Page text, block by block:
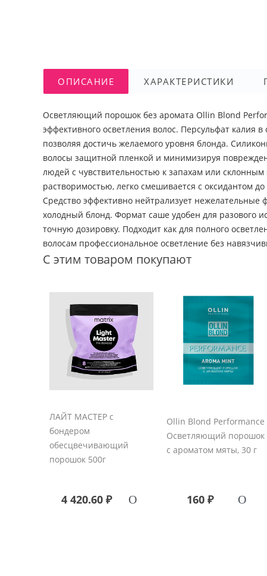
ОПИСАНИЕ ХАРАКТЕРИСТИКИ
Осветляющий порошок без аромата Ollin Blond
эффективного осветления волос. Персульфат калия
позволяя достичь желаемого уровня блонда.
волосы защитной пленкой и минимизируя
людей с чувствительностью к запахам или
растворимостью, легко смешивается с оксидантом
Средство эффективно нейтрализует
холодный блонд. Формат саше удобен для разового
точную дозировку. Подходит как для полного
волосам профессиональное осветление без
С этим товаром покупают
ЛАЙТ МАСТЕР с
бондером
обесцвечивающий
порошок 500г
4 420.60 ₽
Ollin Blond Performance
Осветляющий порошок
с ароматом мяты, 30 г
160 ₽